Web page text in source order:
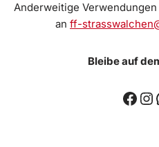
Anderweitige
an ff-
Bleibe auf